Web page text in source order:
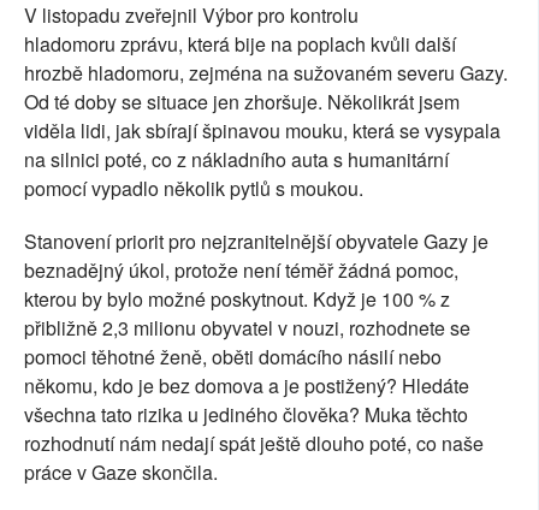
V listopadu zveřejnil Výbor pro kontrolu
hladomoru zprávu, která bije na poplach kvůli další
hrozbě hladomoru, zejména na sužovaném severu Gazy.
Od té doby se situace jen zhoršuje. Několikrát jsem
viděla lidi, jak sbírají špinavou mouku, která se vysypala
na silnici poté, co z nákladního auta s humanitární
pomocí vypadlo několik pytlů s moukou.
Stanovení priorit pro nejzranitelnější obyvatele Gazy je
beznadějný úkol, protože není téměř žádná pomoc,
kterou by bylo možné poskytnout. Když je 100 % z
přibližně 2,3 milionu obyvatel v nouzi, rozhodnete se
pomoci těhotné ženě, oběti domácího násilí nebo
někomu, kdo je bez domova a je postižený? Hledáte
všechna tato rizika u jediného člověka? Muka těchto
rozhodnutí nám nedají spát ještě dlouho poté, co naše
práce v Gaze skončila.